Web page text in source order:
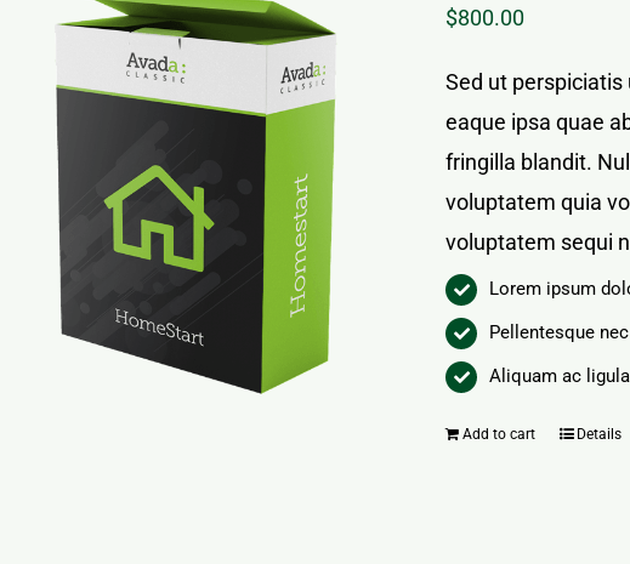
$800.00
Sed ut
eaque ipsa quae
fringilla blandit.
voluptatem quia
voluptatem sequi
Lorem ipsum
Pellentesque
Aliquam ac
Add to cart Details